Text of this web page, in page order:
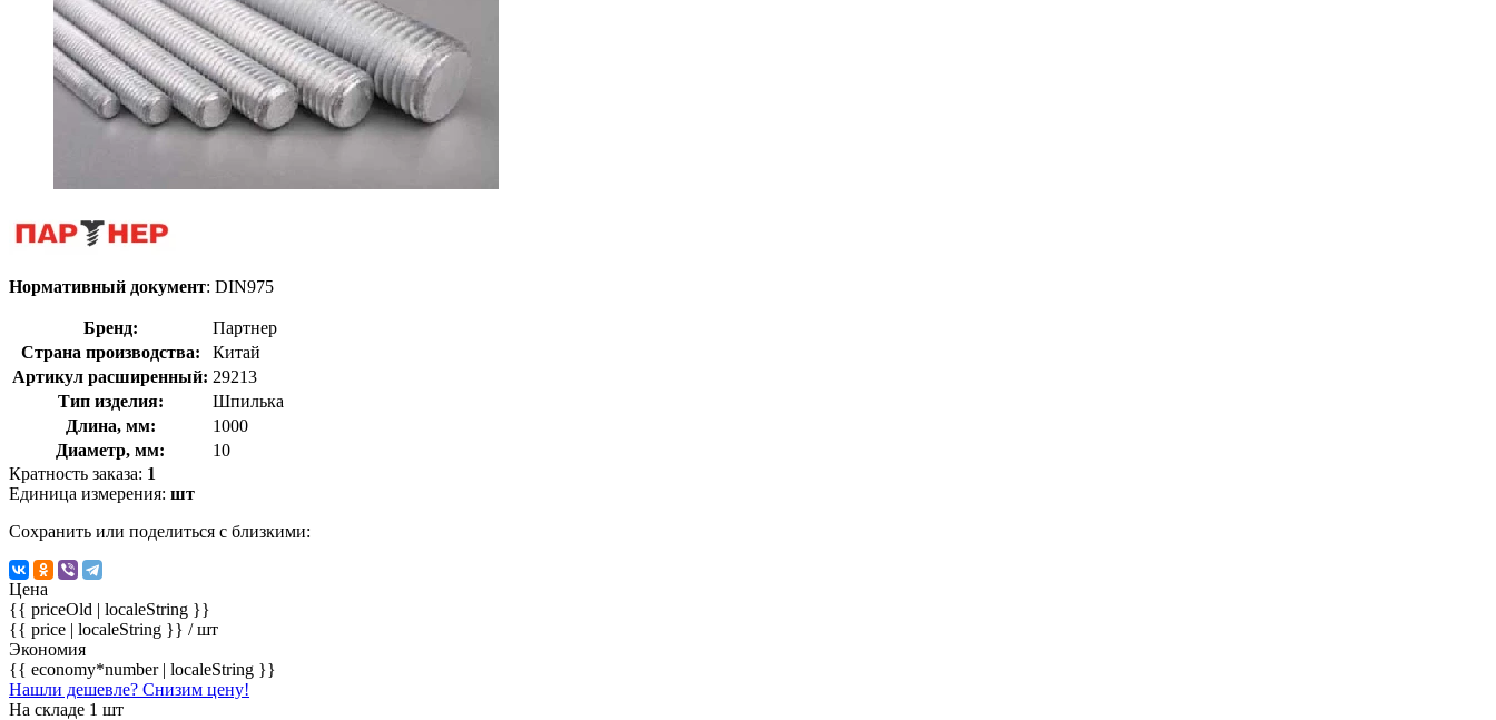
Нормативный документ: DIN975
Бренд:
Партнер
Страна производства:
Китай
Артикул расширенный: 29213
Тип изделия:
Шпилька
Длина, мм:
1000
Диаметр, мм:
10
Кратность заказа: 1
Единица измерения: шт
Сохранить или поделиться с близкими:
Цена
{{ priceOld | localeString }}
{{ price | localeString }} / шт
Экономия
{{ economy*number | localeString }}
Нашли дешевле? Снизим цену!
На складе 1 шт